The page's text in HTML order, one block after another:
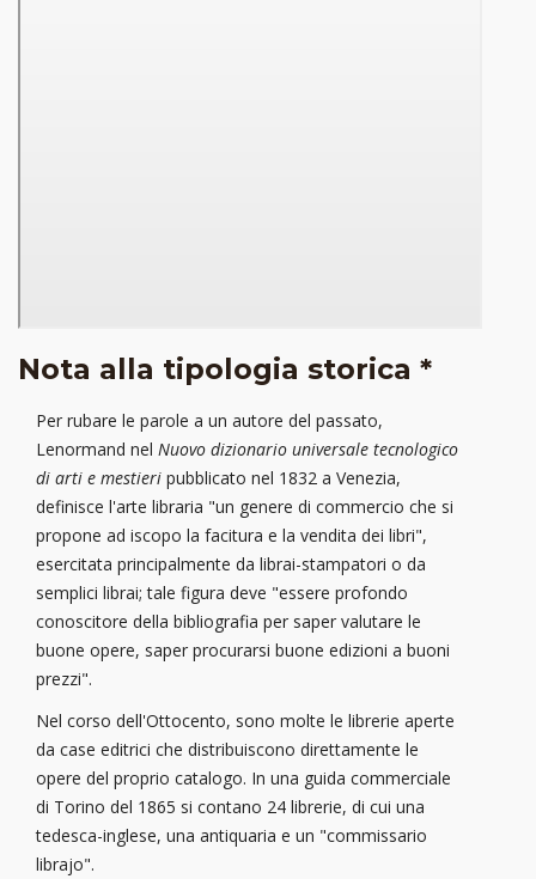
Nota alla tipologia storica *
Per rubare le parole a un autore del passato,
Lenormand nel Nuovo dizionario universale tecnologico
di arti e mestieri pubblicato nel 1832 a Venezia,
definisce l'arte libraria "un genere di commercio che si
propone ad iscopo la facitura e la vendita dei libri",
esercitata principalmente da librai-stampatori o da
semplici librai; tale figura deve "essere profondo
conoscitore della bibliografia per saper valutare le
buone opere, saper procurarsi buone edizioni a buoni
prezzi".
Nel corso dell'Ottocento, sono molte le librerie aperte
da case editrici che distribuiscono direttamente le
opere del proprio catalogo. In una guida commerciale
di Torino del 1865 si contano 24 librerie, di cui una
tedesca-inglese, una antiquaria e un "commissario
librajo".